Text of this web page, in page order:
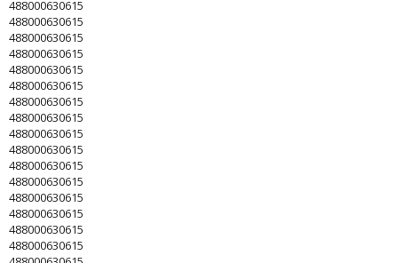
488000630615
488000630615
488000630615
488000630615
488000630615
488000630615
488000630615
488000630615
488000630615
488000630615
488000630615
488000630615
488000630615
488000630615
488000630615
488000630615